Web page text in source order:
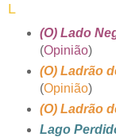
L
(O) Lado
(Opinião)
(O) Ladrão
(Opinião)
(O) Ladrão
Lago